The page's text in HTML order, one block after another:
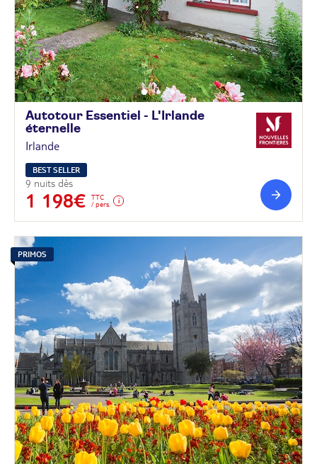
Autotour Essentiel - L'Irlande
éternelle
Irlande
BEST SELLER
9 nuits dès
1 198€
TTC
/ pers.
PRIMOS